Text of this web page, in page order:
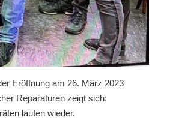
Eröffnung am 26. März 2023
Reparaturen zeigt sich:
laufen wieder.